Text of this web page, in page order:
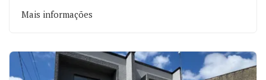
Mais informações